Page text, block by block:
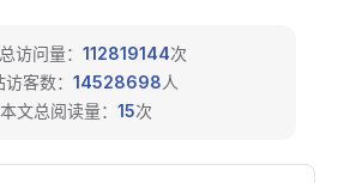
访问量： 112819144次
客数： 14528698人
本文总阅读量： 15次